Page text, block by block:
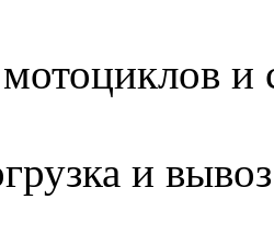
и
и